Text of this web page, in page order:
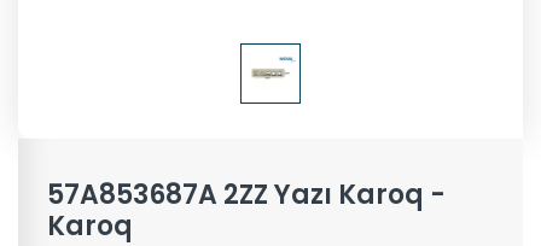
57A853687A 2ZZ Yazı Karoq -
Karoq